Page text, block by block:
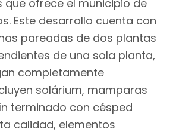
ofrece el municipio de
Este desarrollo cuenta con
pareadas de dos plantas
de una sola planta,
completamente
solárium, mamparas
terminado con césped
calidad, elementos